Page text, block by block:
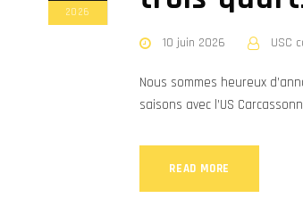
2026
10 juin 2026 USC
Nous sommes heureux
saisons avec l’US
READ MORE